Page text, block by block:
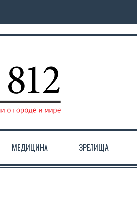
МЕДИЦИНА ЗРЕЛИЩА